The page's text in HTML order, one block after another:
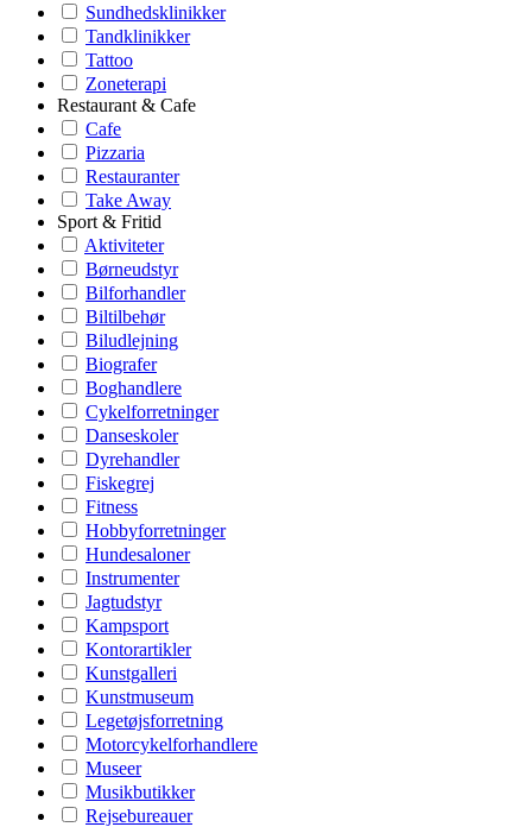
Sundhedsklinikker
Tandklinikker
Tattoo
Zoneterapi
Restaurant & Cafe
Cafe
Pizzaria
Restauranter
Take Away
Sport & Fritid
Aktiviteter
Børneudstyr
Bilforhandler
Biltilbehør
Biludlejning
Biografer
Boghandlere
Cykelforretninger
Danseskoler
Dyrehandler
Fiskegrej
Fitness
Hobbyforretninger
Hundesaloner
Instrumenter
Jagtudstyr
Kampsport
Kontorartikler
Kunstgalleri
Kunstmuseum
Legetøjsforretning
Motorcykelforhandlere
Museer
Musikbutikker
Rejsebureauer